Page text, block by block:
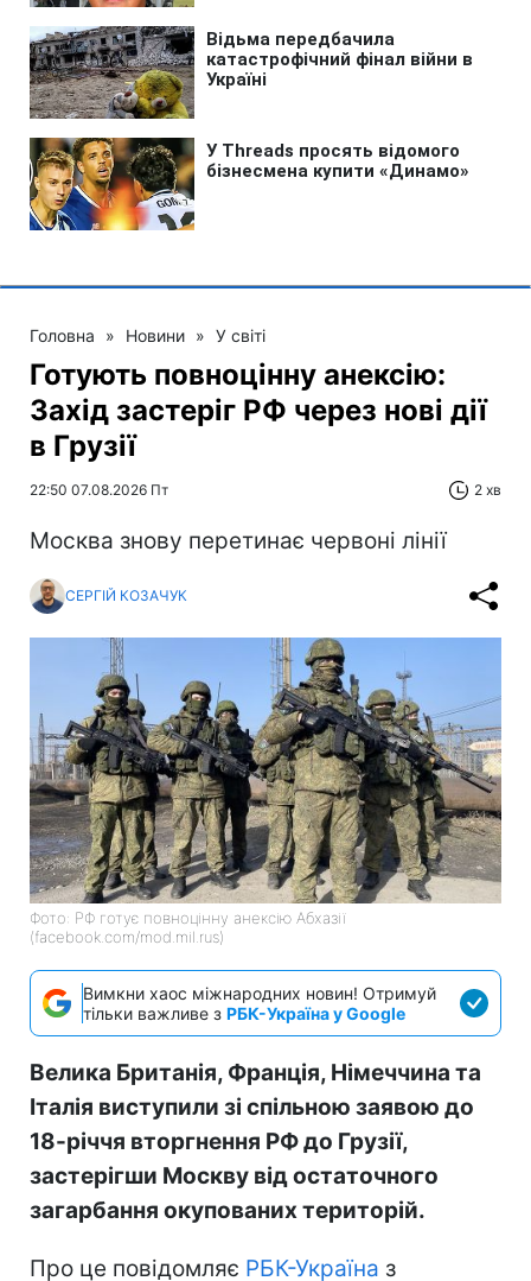
Головна » Новини » У світі
Готують повноцінну анексію:
Захід застеріг РФ через нові дії
в Грузії
22:50 07.08.2026 Пт 2 хв
Москва знову перетинає червоні лінії
СЕРГІЙ КОЗАЧУК
Фото: РФ готує повноцінну анексію Абхазії
(facebook.com/mod.mil.rus)
Вимкни хаос міжнародних новин! Отримуй
тільки важливе з РБК-Україна у Google
Велика Британія, Франція, Німеччина та
Італія виступили зі спільною заявою до
18-річчя вторгнення РФ до Грузії,
застерігши Москву від остаточного
загарбання окупованих територій.
Про це повідомляє РБК-Україна з